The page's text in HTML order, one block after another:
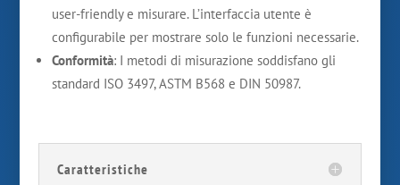
user-friendly e misurare. L’interfaccia utente è
configurabile per mostrare solo le funzioni necessarie.
Conformità: I metodi di misurazione soddisfano gli
standard ISO 3497, ASTM B568 e DIN 50987.
Caratteristiche